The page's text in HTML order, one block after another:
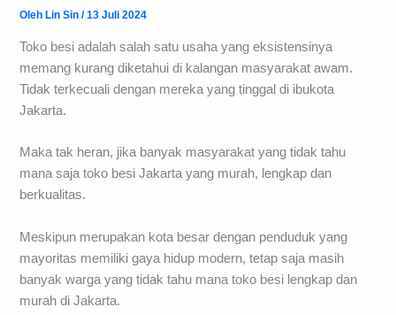
Oleh Lin Sin/13 Juli 2024
Toko besi adalah salah satu usaha yang eksistensinya
memang kurang diketahui di kalangan masyarakat awam.
Tidak terkecuali dengan mereka yang tinggal di ibukota
Jakarta.
Maka tak heran, jika banyak masyarakat yang tidak tahu
mana saja toko besi Jakarta yang murah, lengkap dan
berkualitas.
Meskipun merupakan kota besar dengan penduduk yang
mayoritas memiliki gaya hidup modern, tetap saja masih
banyak warga yang tidak tahu mana toko besi lengkap dan
murah di Jakarta.